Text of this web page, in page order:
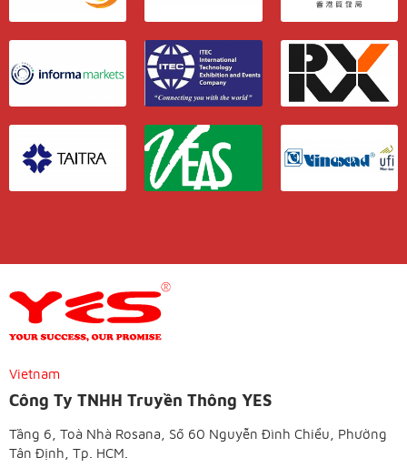
Vietnam
Công Ty TNHH Truyền Thông YES
Tầng 6, Toà Nhà Rosana, Số 60 Nguyễn Đình Chiểu, Phường
Tân Định, Tp. HCM.